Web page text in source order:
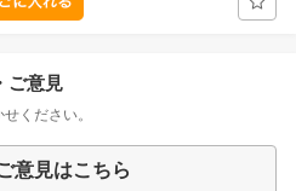
ご意見
ください。
意見はこちら